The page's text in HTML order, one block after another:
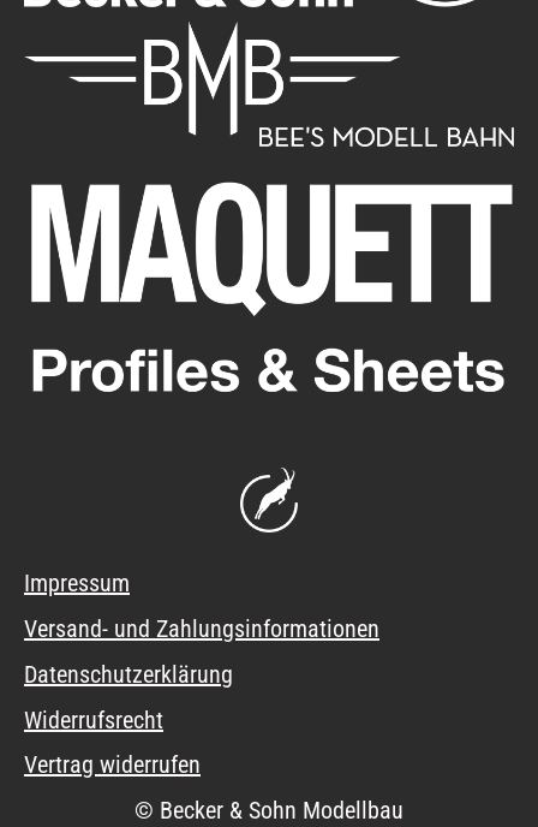
Impressum
Versand- und Zahlungsinformationen
Datenschutzerklärung
Widerrufsrecht
Vertrag widerrufen
© Becker & Sohn Modellbau